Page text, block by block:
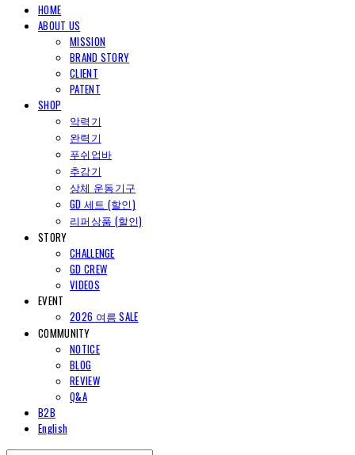
HOME
ABOUT US
MISSION
BRAND STORY
CLIENT
PATENT
SHOP
악력기
완력기
푸쉬업바
추감기
상체 운동기구
GD 세트 (할인)
리퍼상품 (할인)
STORY
CHALLENGE
GD CREW
VIDEOS
EVENT
2026 여름 SALE
COMMUNITY
NOTICE
BLOG
REVIEW
Q&A
B2B
English